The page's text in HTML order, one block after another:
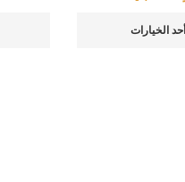
الخيارات